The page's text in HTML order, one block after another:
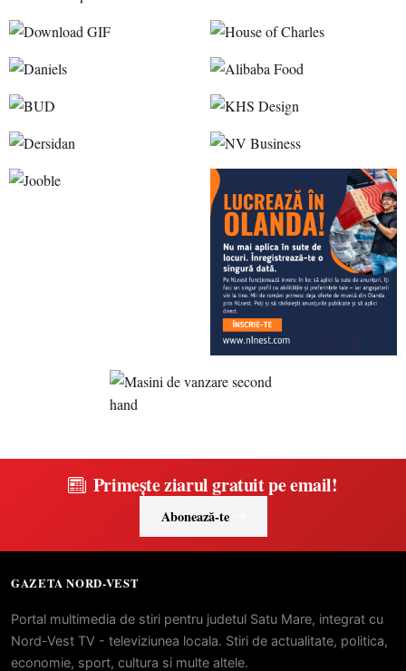
Primește ziarul gratuit pe email!
Abonează-te
GAZETA NORD-VEST
Portal multimedia de stiri pentru judetul Satu Mare, integrat cu
Nord-Vest TV - televiziunea locala. Stiri de actualitate, politica,
economie, sport, cultura si multe altele.